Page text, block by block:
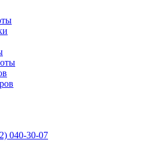
040-30-07